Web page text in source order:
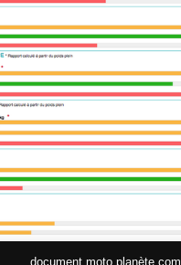
document moto planète.com